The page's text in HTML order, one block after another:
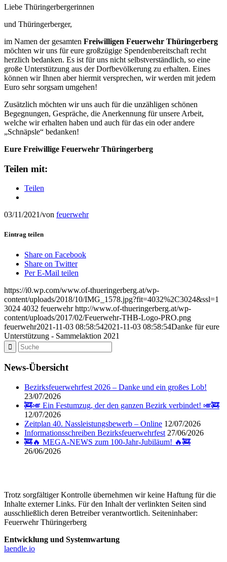
Liebe Thüringerbergerinnen
und Thüringerberger,
im Namen der gesamten Freiwilligen Feuerwehr Thüringerberg
möchten wir uns für eure großzügige Spendenbereitschaft recht
herzlich bedanken. Es ist für uns nicht selbstverständlich, so eine
große Unterstützung aus der Dorfbevölkerung zu erhalten. Eines
können wir Ihnen aber hiermit versprechen, wir werden mit jedem
Euro sehr sorgsam umgehen!
Zusätzlich möchten wir uns auch für die unzähligen schönen
Begegnungen, Gespräche, die Anerkennung für unsere Arbeit,
welche wir erhalten haben und auch für das ein oder andere
„Schnäpsle“ bedanken!
Eure Freiwillige Feuerwehr Thüringerberg
Teilen mit:
Teilen
03/11/2021/von feuerwehr
Eintrag teilen
Share on Facebook
Share on Twitter
Per E-Mail teilen
https://i0.wp.com/www.of-thueringerberg.at/wp-
content/uploads/2018/10/IMG_1578.jpg?fit=4032%2C3024&ssl=1
3024 4032 feuerwehr http://www.of-thueringerberg.at/wp-
content/uploads/2017/02/Feuerwehr-THB-Logo-PRO.png
feuerwehr2021-11-03 08:58:542021-11-03 08:58:54Danke für eure
Unterstützung - Sammelaktion 2021
News-Übersicht
Bezirksfeuerwehrfest 2026 – Danke und ein großes Lob!
23/07/2026
🚒🎺 Ein Festumzug, der den ganzen Bezirk verbindet! 🎺🚒
12/07/2026
Zeitplan 40. Nassleistungsbewerb – Online 12/07/2026
Informationsschreiben Bezirksfeuerwehrfest 27/06/2026
🚒🔥 MEGA-NEWS zum 100-Jahr-Jubiläum! 🔥🚒
26/06/2026
Trotz sorgfältiger Kontrolle übernehmen wir keine Haftung für die
Inhalte externer Links. Für den Inhalt der verlinkten Seiten sind
ausschließlich deren Betreiber verantwortlich. Seiteninhaber:
Feuerwehr Thüringerberg
Entwicklung und Systemwartung
laendle.io